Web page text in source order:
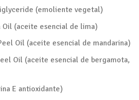
(emoliente vegetal)
(aceite esencial de lima)
Oil (aceite esencial de mandarina)
Oil (aceite esencial de bergamota,
E antioxidante)